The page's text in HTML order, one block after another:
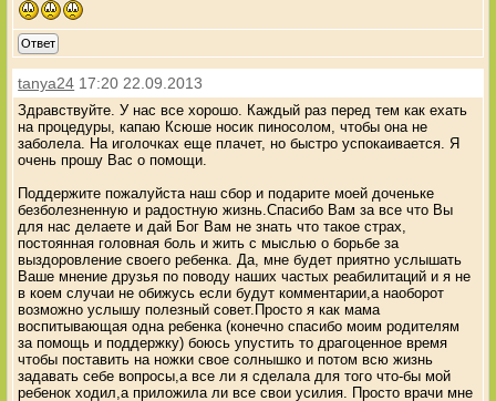
Ответ
tanya24 17:20 22.09.2013
Здравствуйте. У нас все хорошо. Каждый раз перед тем как ехать
на процедуры, капаю Ксюше носик пиносолом, чтобы она не
заболела. На иголочках еще плачет, но быстро успокаивается. Я
очень прошу Вас о помощи.
Поддержите пожалуйста наш сбор и подарите моей доченьке
безболезненную и радостную жизнь.Спасибо Вам за все что Вы
для нас делаете и дай Бог Вам не знать что такое страх,
постоянная головная боль и жить с мыслью о борьбе за
выздоровление своего ребенка. Да, мне будет приятно услышать
Ваше мнение друзья по поводу наших частых реабилитаций и я не
в коем случаи не обижусь если будут комментарии,а наоборот
возможно услышу полезный совет.Просто я как мама
воспитывающая одна ребенка (конечно спасибо моим родителям
за помощь и поддержку) боюсь упустить то драгоценное время
чтобы поставить на ножки свое солнышко и потом всю жизнь
задавать себе вопросы,а все ли я сделала для того что-бы мой
ребенок ходил,а приложила ли все свои усилия. Просто врачи мне